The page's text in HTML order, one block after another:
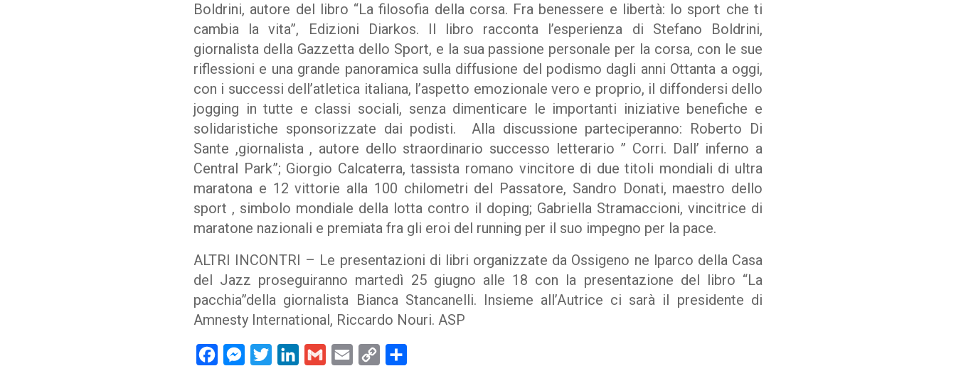
Boldrini, autore del libro “La filosofia della corsa. Fra benessere e libertà: lo sport che ti
cambia la vita”, Edizioni Diarkos. Il libro racconta l’esperienza di Stefano Boldrini,
giornalista della Gazzetta dello Sport, e la sua passione personale per la corsa, con le sue
riflessioni e una grande panoramica sulla diffusione del podismo dagli anni Ottanta a oggi,
con i successi dell’atletica italiana, l’aspetto emozionale vero e proprio, il diffondersi dello
jogging in tutte e classi sociali, senza dimenticare le importanti iniziative benefiche e
solidaristiche sponsorizzate dai podisti. Alla discussione parteciperanno: Roberto Di
Sante ,giornalista , autore dello straordinario successo letterario ” Corri. Dall’ inferno a
Central Park”; Giorgio Calcaterra, tassista romano vincitore di due titoli mondiali di ultra
maratona e 12 vittorie alla 100 chilometri del Passatore, Sandro Donati, maestro dello
sport , simbolo mondiale della lotta contro il doping; Gabriella Stramaccioni, vincitrice di
maratone nazionali e premiata fra gli eroi del running per il suo impegno per la pace.
ALTRI INCONTRI – Le presentazioni di libri organizzate da Ossigeno ne lparco della Casa
del Jazz proseguiranno martedì 25 giugno alle 18 con la presentazione del libro “La
pacchia”della giornalista Bianca Stancanelli. Insieme all’Autrice ci sarà il presidente di
Amnesty International, Riccardo Nouri. ASP
FacebookMessenger
Twitter LinkedInGmail Email
Copy